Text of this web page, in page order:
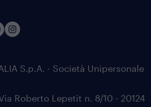
S.p.A. - Società Unipersonale
Roberto Lepetit n. 8/10 - 20124